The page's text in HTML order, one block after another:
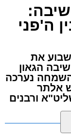
ה'פני
את
הגאון
השמחה נערכה
אלתר
ורבנים